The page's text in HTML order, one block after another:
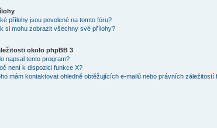
přílohy jsou povolené na tomto fóru?
si mohu zobrazit všechny své přílohy?
okolo phpBB 3
napsal tento program?
není k dispozici funkce X?
mám kontaktovat ohledně obtěžujících e-mailů nebo právních záležitostí